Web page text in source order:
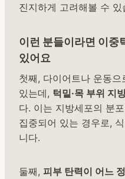
진지하게 고려해볼 수 있
이런 분들이라면 이중
있어요
첫째, 다이어트나 운동
있는데, 턱밑·목 부위 지
다. 이는 지방세포의 분
집중되어 있는 경우로,
니다.
둘째, 피부 탄력이 어느